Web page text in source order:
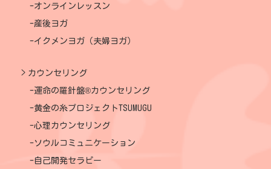
オンラインレッスン
産後ヨガ
イクメンヨガ（夫婦ヨガ）
カウンセリング
運命の羅針盤®カウンセリング
黄金の糸プロジェクトTSUMUGU
心理カウンセリング
ソウルコミュニケーション
自己開発セラピー